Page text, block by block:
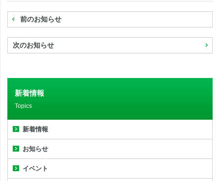
前のお知らせ
次のお知らせ
新着情報
Topics
新着情報
お知らせ
イベント